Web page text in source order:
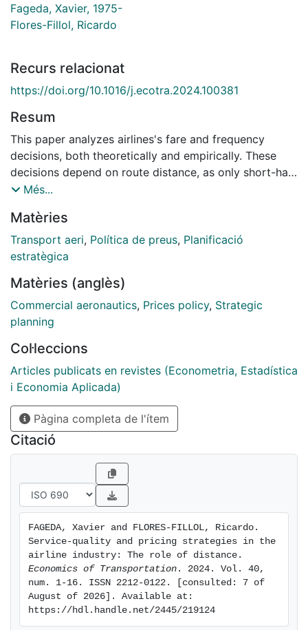
Fageda, Xavier, 1975-
Flores-Fillol, Ricardo
Recurs relacionat
https://doi.org/10.1016/j.ecotra.2024.100381
Resum
This paper analyzes airlines's fare and frequency
decisions, both theoretically and empirically. These
decisions depend on route distance, as only short-haul
routes are affected by intermodal competition from
distance both on short- and long-haul routes, the
effect of distance on frequencies depends on the
presence of intermodal competition. Frequencies
short-haul routes, frequencies increase with distance
because airlines try to boost profits by attracting
demand from other transportation modes. Finally, on
personal transportation affects more intensively
network carriers than low-cost carriers as distance
rises, which produces an increased differentiation
between both types of airlines
Més...
Matèries
Transport aeri, Política de preus, Planificació
estratègica
Matèries (anglès)
Commercial aeronautics, Prices policy, Strategic
planning
Col·leccions
Articles publicats en revistes (Econometria, Estadística
i Economia Aplicada)
Pàgina completa de l'ítem
Citació
FAGEDA, Xavier and FLORES-FILLOL, Ricardo.
Service-quality and pricing strategies in the
Economics of Transportation . 2024. Vol. 40,
num. 1-16. ISSN 2212-0122. [consulted: 7 of
August of 2026]. Available at:
https://hdl.handle.net/2445/219124